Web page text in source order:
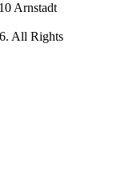
Arnstadt
All Rights